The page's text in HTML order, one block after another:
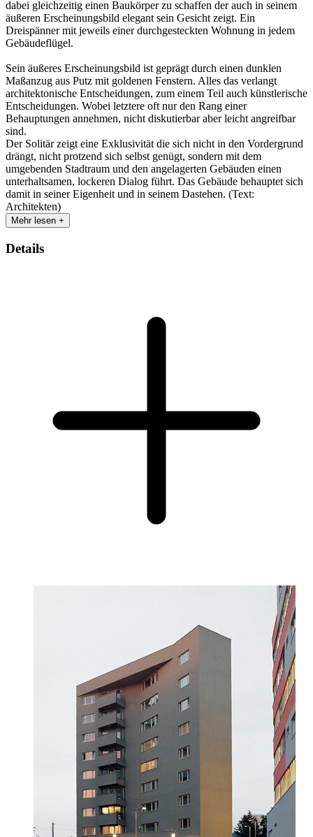
dabei gleichzeitig einen Baukörper zu schaffen der auch in seinem
äußeren Erscheinungsbild elegant sein Gesicht zeigt. Ein
Dreispänner mit jeweils einer durchgesteckten Wohnung in jedem
Gebäudeflügel.
Sein äußeres Erscheinungsbild ist geprägt durch einen dunklen
Maßanzug aus Putz mit goldenen Fenstern. Alles das verlangt
architektonische Entscheidungen, zum einem Teil auch künstlerische
Entscheidungen. Wobei letztere oft nur den Rang einer
Behauptungen annehmen, nicht diskutierbar aber leicht angreifbar
sind.
Der Solitär zeigt eine Exklusivität die sich nicht in den Vordergrund
drängt, nicht protzend sich selbst genügt, sondern mit dem
umgebenden Stadtraum und den angelagerten Gebäuden einen
unterhaltsamen, lockeren Dialog führt. Das Gebäude behauptet sich
damit in seiner Eigenheit und in seinem Dastehen. (Text:
Architekten)
Mehr lesen +
Details